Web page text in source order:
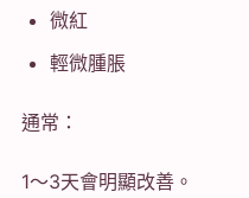
微紅
輕微腫脹
通常：
1～3天會明顯改善。